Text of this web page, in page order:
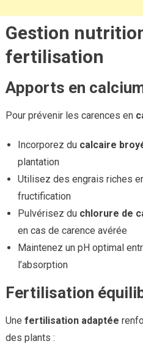
Gestion
fertilisation
Apports en
Pour prévenir les carences en
Incorporez du calcaire
plantation
Utilisez des engrais riches
fructification
Pulvérisez du chlorure de
en cas de carence avérée
Maintenez un pH optimal
l’absorption
Fertilisation
Une fertilisation adaptée
des plants :